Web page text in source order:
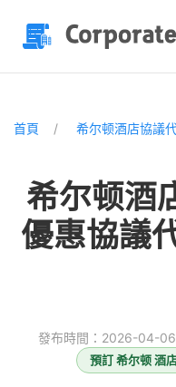
首頁 希尔顿酒店協議
希尔顿酒
優惠協議
發布時間：2026-04-06
預訂 希尔顿 酒